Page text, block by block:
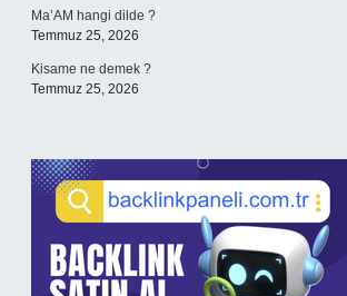
Ma’AM hangi dilde ?
Temmuz 25, 2026
Kisame ne demek ?
Temmuz 25, 2026